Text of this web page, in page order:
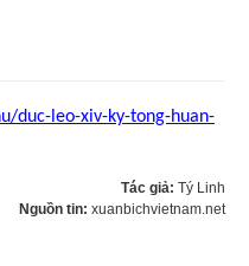
duc-leo-xiv-ky-tong-huan-
Tác giả: Tý Linh
Nguồn tin: xuanbichvietnam.net